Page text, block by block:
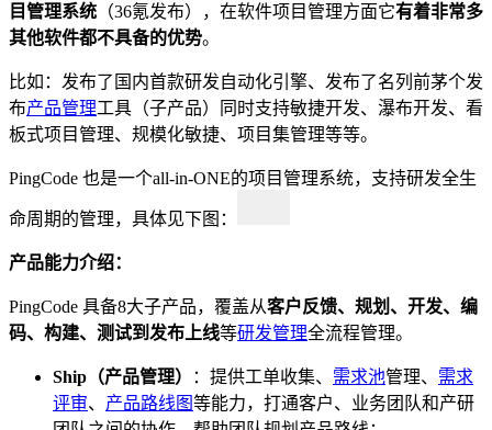
目管理系统 （36氪发布），在软件项目管理方面它有着非常多
其他软件都不具备的优势。
比如：发布了国内首款研发自动化引擎、发布了名列前茅个发
布产品管理工具（子产品）同时支持敏捷开发、瀑布开发、看
板式项目管理、规模化敏捷、项目集管理等等。
PingCode 也是一个all-in-ONE的项目管理系统，支持研发全生
命周期的管理，具体见下图：
产品能力介绍：
PingCode 具备8大子产品，覆盖从客户反馈、规划、开发、编
码、构建、测试到发布上线等研发管理全流程管理。
Ship（产品管理） ：提供工单收集、 需求池管理、 需求
评审、 产品路线图等能力，打通客户、业务团队和产研